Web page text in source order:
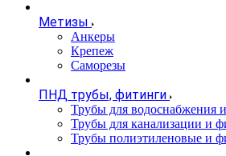
Метизы
Анкеры
Крепеж
Саморезы
ПНД трубы, фитинги
Трубы для водоснабжения
Трубы для канализации и
Трубы полиэтиленовые и